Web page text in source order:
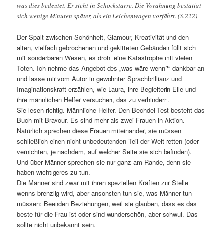
was dies bedeutet. Er steht in Schockstarre. Die Vorahnung bestätigt
sich wenige Minuten später, als ein Leichenwagen vorfährt. (S.222)
Der Spalt zwischen Schönheit, Glamour, Kreativität und den
alten, vielfach gebrochenen und gekitteten Gebäuden füllt sich
mit sonderbaren Wesen, es droht eine Katastrophe mit vielen
Toten. Ich nehme das Angebot des „was wäre wenn?“ dankbar an
und lasse mir vom Autor in gewohnter Sprachbrillianz und
Imaginationskraft erzählen, wie Laura, ihre Begleiterin Elle und
ihre männlichen Helfer versuchen, das zu verhindern.
Sie lesen richtig. Männliche Helfer. Den Bechdel-Test besteht das
Buch mit Bravour. Es sind mehr als zwei Frauen in Aktion.
Natürlich sprechen diese Frauen miteinander, sie müssen
schließlich einen nicht unbedeutenden Teil der Welt retten (oder
vernichten, je nachdem, auf welcher Seite sie sich befinden).
Und über Männer sprechen sie nur ganz am Rande, denn sie
haben wichtigeres zu tun.
Die Männer sind zwar mit ihren speziellen Kräften zur Stelle
wenns brenzlig wird, aber ansonsten tun sie, was Männer tun
müssen: Beenden Beziehungen, weil sie glauben, dass es das
beste für die Frau ist oder sind wunderschön, aber schwul. Das
sollte nicht unbekannt sein.